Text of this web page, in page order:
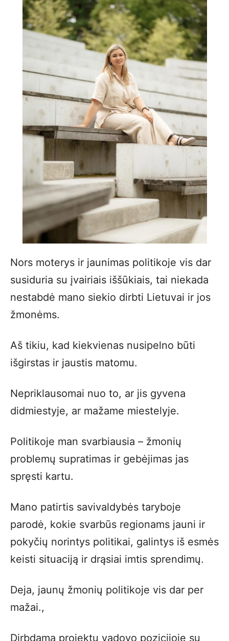
Nors moterys ir jaunimas politikoje vis dar
susiduria su įvairiais iššūkiais, tai niekada
nestabdė mano siekio dirbti Lietuvai ir jos
žmonėms.
Aš tikiu, kad kiekvienas nusipelno būti
išgirstas ir jaustis matomu.
Nepriklausomai nuo to, ar jis gyvena
didmiestyje, ar mažame miestelyje.
Politikoje man svarbiausia – žmonių
problemų supratimas ir gebėjimas jas
spręsti kartu.
Mano patirtis savivaldybės taryboje
parodė, kokie svarbūs regionams jauni ir
pokyčių norintys politikai, galintys iš esmės
keisti situaciją ir drąsiai imtis sprendimų.
Deja, jaunų žmonių politikoje vis dar per
mažai.,
Dirbdama projektų vadovo pozicijoje su